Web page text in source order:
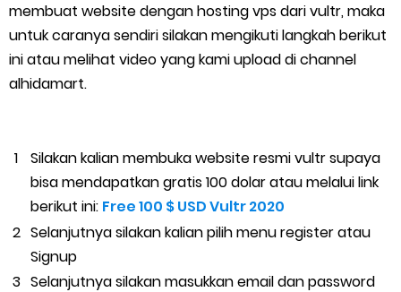
membuat website dengan hosting vps dari vultr, maka
untuk caranya sendiri silakan mengikuti langkah berikut
ini atau melihat video yang kami upload di channel
alhidamart.
Silakan kalian membuka website resmi vultr supaya
bisa mendapatkan gratis 100 dolar atau melalui link
berikut ini: Free 100 $ USD Vultr 2020
Selanjutnya silakan kalian pilih menu register atau
Signup
Selanjutnya silakan masukkan email dan password